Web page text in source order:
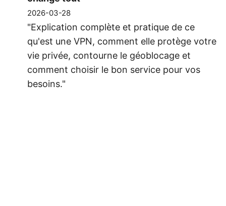
2026-03-28
"Explication complète et pratique de ce
qu'est une VPN, comment elle protège votre
vie privée, contourne le géoblocage et
comment choisir le bon service pour vos
besoins."